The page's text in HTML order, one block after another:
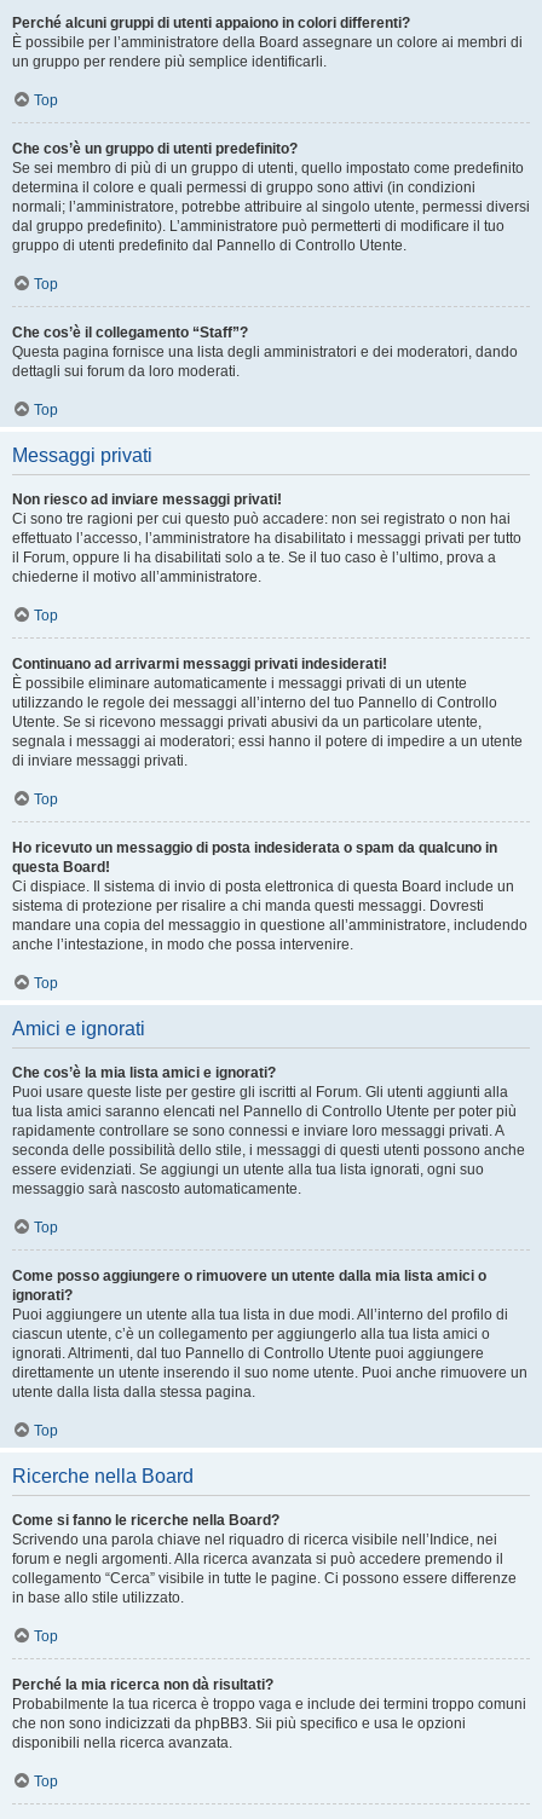
Perché alcuni gruppi di utenti appaiono in colori differenti?
È possibile per l’amministratore della Board assegnare un colore ai membri di
un gruppo per rendere più semplice identificarli.
Top
Che cos’è un gruppo di utenti predefinito?
Se sei membro di più di un gruppo di utenti, quello impostato come predefinito
determina il colore e quali permessi di gruppo sono attivi (in condizioni
normali; l’amministratore, potrebbe attribuire al singolo utente, permessi diversi
dal gruppo predefinito). L’amministratore può permetterti di modificare il tuo
gruppo di utenti predefinito dal Pannello di Controllo Utente.
Top
Che cos’è il collegamento “Staff”?
Questa pagina fornisce una lista degli amministratori e dei moderatori, dando
dettagli sui forum da loro moderati.
Top
Messaggi privati
Non riesco ad inviare messaggi privati!
Ci sono tre ragioni per cui questo può accadere: non sei registrato o non hai
effettuato l’accesso, l’amministratore ha disabilitato i messaggi privati per tutto
il Forum, oppure li ha disabilitati solo a te. Se il tuo caso è l’ultimo, prova a
chiederne il motivo all’amministratore.
Top
Continuano ad arrivarmi messaggi privati indesiderati!
È possibile eliminare automaticamente i messaggi privati ​​di un utente
utilizzando le regole dei messaggi all’interno del tuo Pannello di Controllo
Utente. Se si ricevono messaggi privati ​​abusivi da un particolare utente,
segnala i messaggi ai moderatori; essi hanno il potere di impedire a un utente
di inviare messaggi privati​​.
Top
Ho ricevuto un messaggio di posta indesiderata o spam da qualcuno in
questa Board!
Ci dispiace. Il sistema di invio di posta elettronica di questa Board include un
sistema di protezione per risalire a chi manda questi messaggi. Dovresti
mandare una copia del messaggio in questione all’amministratore, includendo
anche l’intestazione, in modo che possa intervenire.
Top
Amici e ignorati
Che cos’è la mia lista amici e ignorati?
Puoi usare queste liste per gestire gli iscritti al Forum. Gli utenti aggiunti alla
tua lista amici saranno elencati nel Pannello di Controllo Utente per poter più
rapidamente controllare se sono connessi e inviare loro messaggi privati. A
seconda delle possibilità dello stile, i messaggi di questi utenti possono anche
essere evidenziati. Se aggiungi un utente alla tua lista ignorati, ogni suo
messaggio sarà nascosto automaticamente.
Top
Come posso aggiungere o rimuovere un utente dalla mia lista amici o
ignorati?
Puoi aggiungere un utente alla tua lista in due modi. All’interno del profilo di
ciascun utente, c’è un collegamento per aggiungerlo alla tua lista amici o
ignorati. Altrimenti, dal tuo Pannello di Controllo Utente puoi aggiungere
direttamente un utente inserendo il suo nome utente. Puoi anche rimuovere un
utente dalla lista dalla stessa pagina.
Top
Ricerche nella Board
Come si fanno le ricerche nella Board?
Scrivendo una parola chiave nel riquadro di ricerca visibile nell’Indice, nei
forum e negli argomenti. Alla ricerca avanzata si può accedere premendo il
collegamento “Cerca” visibile in tutte le pagine. Ci possono essere differenze
in base allo stile utilizzato.
Top
Perché la mia ricerca non dà risultati?
Probabilmente la tua ricerca è troppo vaga e include dei termini troppo comuni
che non sono indicizzati da phpBB3. Sii più specifico e usa le opzioni
disponibili nella ricerca avanzata.
Top